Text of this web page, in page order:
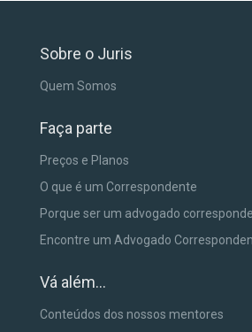
Sobre o Juris
Quem Somos
Faça parte
Preços e Planos
O que é um Correspondente
Porque ser um advogado
Encontre um Advogado
Vá além...
Conteúdos dos nossos mentores